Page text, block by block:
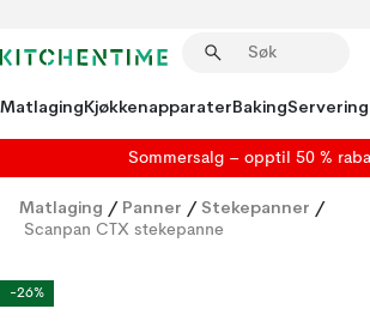
MatlagingKjøkkenapparaterBaking
Sommersalg – opptil 50 %
Matlaging / Panner / Stekepanner /
Scanpan CTX stekepanne
-26%